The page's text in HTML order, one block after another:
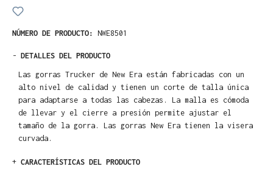
NÚMERO DE PRODUCTO: NWE8501
- DETALLES DEL PRODUCTO
Las gorras Trucker de New Era están fabricadas con un
alto nivel de calidad y tienen un corte de talla única
para adaptarse a todas las cabezas. La malla es cómoda
de llevar y el cierre a presión permite ajustar el
tamaño de la gorra. Las gorras New Era tienen la visera
curvada.
+ CARACTERÍSTICAS DEL PRODUCTO